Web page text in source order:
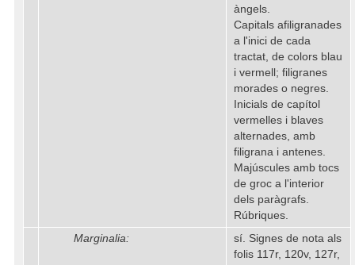
àngels.
Capitals afiligranades
a l'inici de cada
tractat, de colors blau
i vermell; filigranes
morades o negres.
Inicials de capítol
vermelles i blaves
alternades, amb
filigrana i antenes.
Majúscules amb tocs
de groc a l'interior
dels paràgrafs.
Rúbriques.
Marginalia:
sí. Signes de nota als
folis 117r, 120v, 127r,